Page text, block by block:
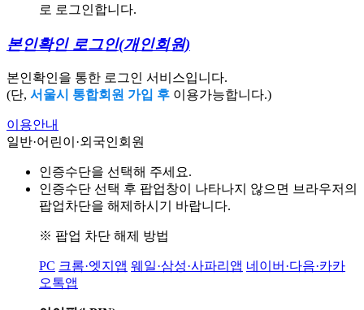
로 로그인합니다.
본인확인 로그인(개인회원)
본인확인을 통한 로그인 서비스입니다.
(단, 서울시 통합회원 가입 후 이용가능합니다.)
이용안내
일반·어린이·외국인회원
인증수단을 선택해 주세요.
인증수단 선택 후 팝업창이 나타나지 않으면 브라우저의
팝업차단을 해제하시기 바랍니다.
※ 팝업 차단 해제 방법
PC 크롬·엣지앱 웨일·삼성·사파리앱 네이버·다음·카카
오톡앱